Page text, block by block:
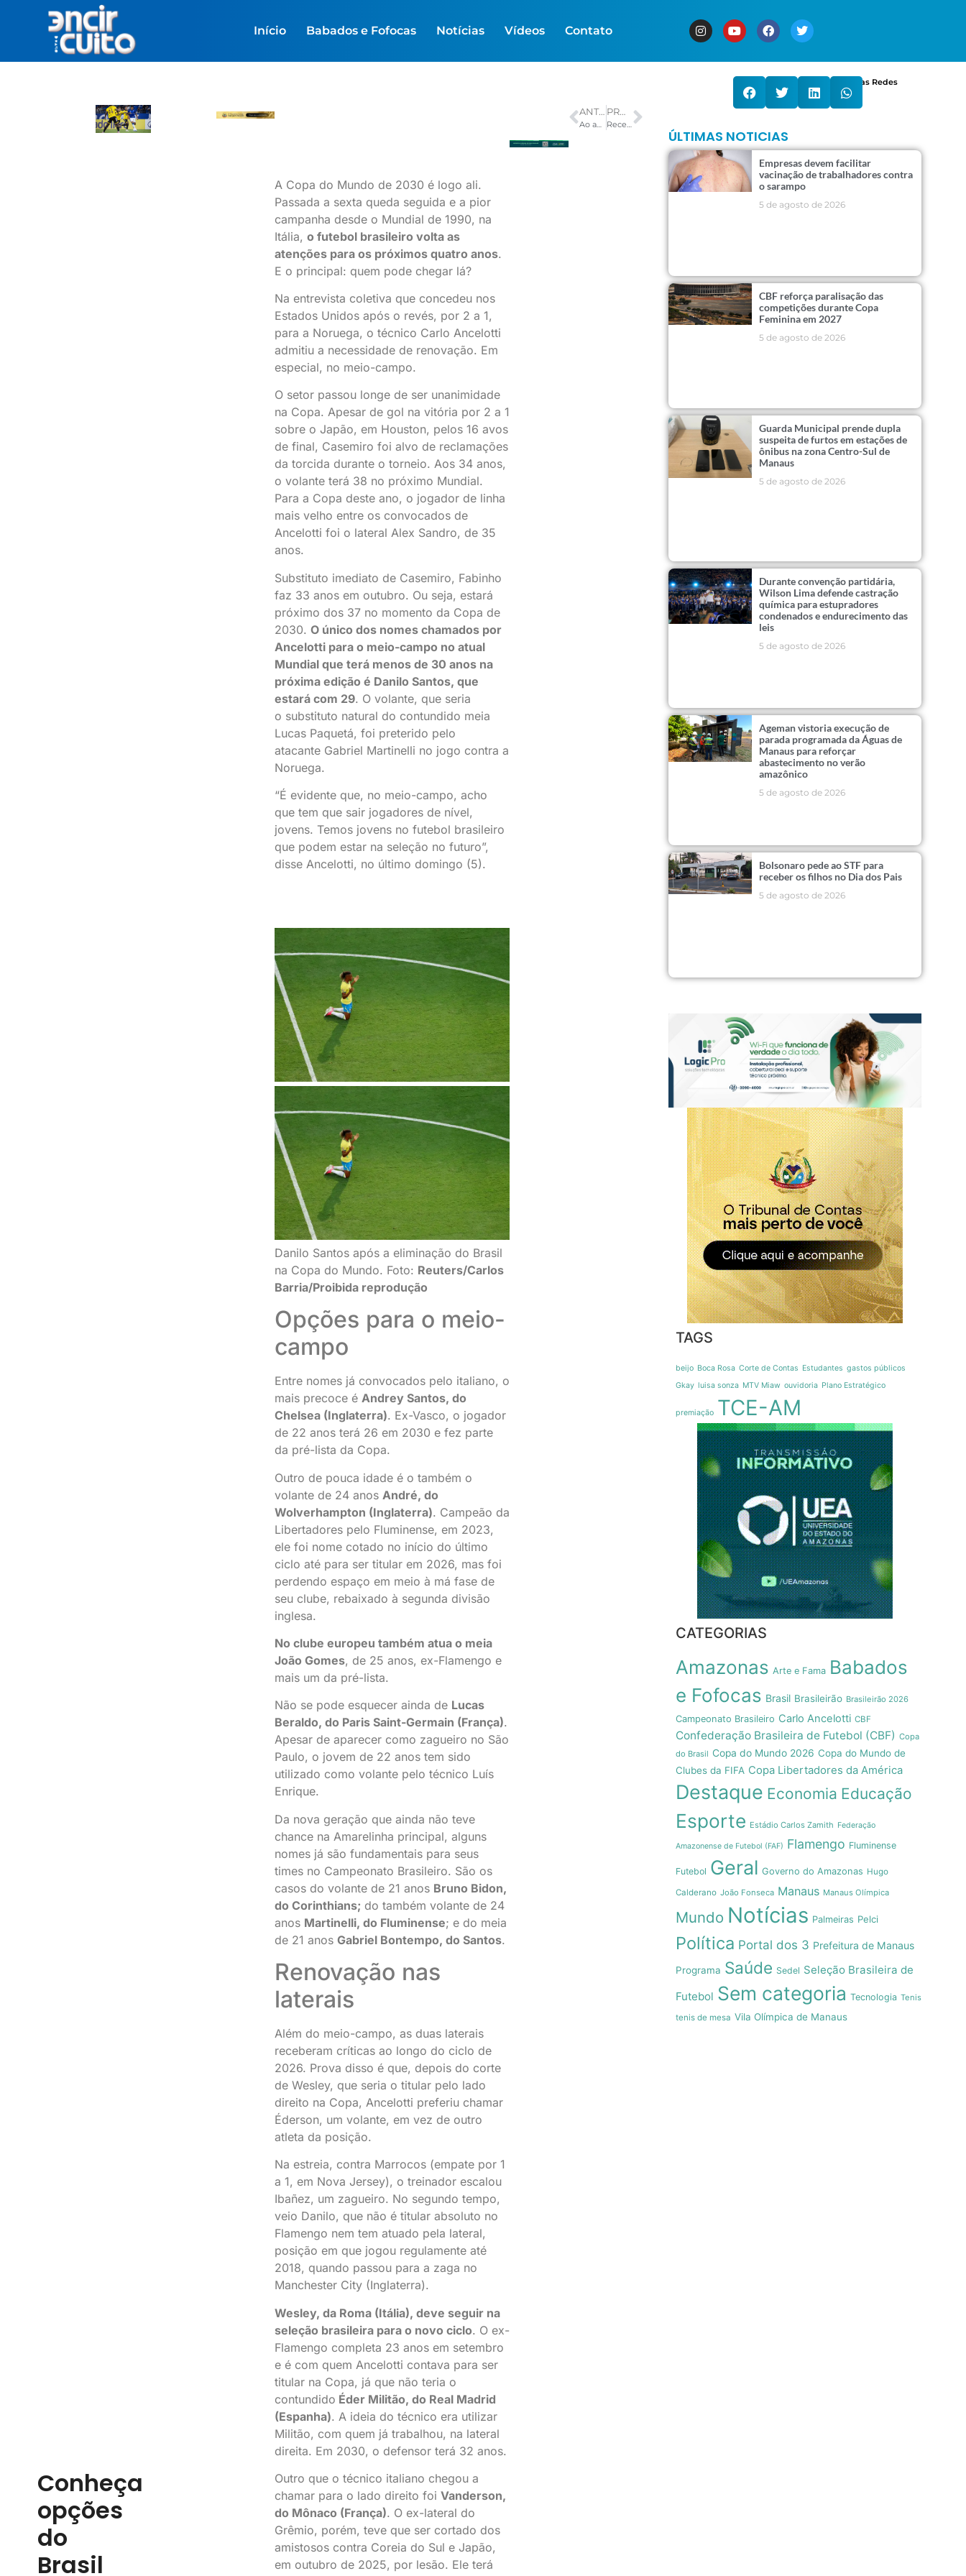
Início Babados e Fofocas Notícias Vídeos Contato
Conheça
opções
do
Brasil
A Copa do Mundo de 2030 é logo ali.
Passada a sexta queda seguida e a pior
campanha desde o Mundial de 1990, na
Itália, o futebol brasileiro volta as
atenções para os próximos quatro anos.
E o principal: quem pode chegar lá?
Na entrevista coletiva que concedeu nos
Estados Unidos após o revés, por 2 a 1,
para a Noruega, o técnico Carlo Ancelotti
admitiu a necessidade de renovação. Em
especial, no meio-campo.
O setor passou longe de ser unanimidade
na Copa. Apesar de gol na vitória por 2 a 1
sobre o Japão, em Houston, pelos 16 avos
de final, Casemiro foi alvo de reclamações
da torcida durante o torneio. Aos 34 anos,
o volante terá 38 no próximo Mundial.
Para a Copa deste ano, o jogador de linha
mais velho entre os convocados de
Ancelotti foi o lateral Alex Sandro, de 35
anos.
Substituto imediato de Casemiro, Fabinho
faz 33 anos em outubro. Ou seja, estará
próximo dos 37 no momento da Copa de
2030. O único dos nomes chamados por
Ancelotti para o meio-campo no atual
Mundial que terá menos de 30 anos na
próxima edição é Danilo Santos, que
estará com 29. O volante, que seria
o substituto natural do contundido meia
Lucas Paquetá, foi preterido pelo
atacante Gabriel Martinelli no jogo contra a
Noruega.
“É evidente que, no meio-campo, acho
que tem que sair jogadores de nível,
jovens. Temos jovens no futebol brasileiro
que podem estar na seleção no futuro”,
disse Ancelotti, no último domingo (5).
Danilo Santos após a eliminação do Brasil
na Copa do Mundo. Foto: Reuters/Carlos
Barria/Proibida reprodução
Opções para o meio-
campo
Entre nomes já convocados pelo italiano, o
mais precoce é Andrey Santos, do
Chelsea (Inglaterra). Ex-Vasco, o jogador
de 22 anos terá 26 em 2030 e fez parte
da pré-lista da Copa.
Outro de pouca idade é o também o
volante de 24 anos André, do
Wolverhampton (Inglaterra). Campeão da
Libertadores pelo Fluminense, em 2023,
ele foi nome cotado no início do último
ciclo até para ser titular em 2026, mas foi
perdendo espaço em meio à má fase de
seu clube, rebaixado à segunda divisão
inglesa.
No clube europeu também atua o meia
João Gomes, de 25 anos, ex-Flamengo e
mais um da pré-lista.
Não se pode esquecer ainda de Lucas
Beraldo, do Paris Saint-Germain (França).
Apesar de aparecer como zagueiro no São
Paulo, o jovem de 22 anos tem sido
utilizado como volante pelo técnico Luís
Enrique.
Da nova geração que ainda não teve
chance na Amarelinha principal, alguns
nomes já são fundamentais para seus
times no Campeonato Brasileiro. São os
casos do volante de 21 anos Bruno Bidon,
do Corinthians; do também volante de 24
anos Martinelli, do Fluminense; e do meia
de 21 anos Gabriel Bontempo, do Santos.
Renovação nas
laterais
Além do meio-campo, as duas laterais
receberam críticas ao longo do ciclo de
2026. Prova disso é que, depois do corte
de Wesley, que seria o titular pelo lado
direito na Copa, Ancelotti preferiu chamar
Éderson, um volante, em vez de outro
atleta da posição.
Na estreia, contra Marrocos (empate por 1
a 1, em Nova Jersey), o treinador escalou
Ibañez, um zagueiro. No segundo tempo,
veio Danilo, que não é titular absoluto no
Flamengo nem tem atuado pela lateral,
posição em que jogou regulamente até
2018, quando passou para a zaga no
Manchester City (Inglaterra).
Wesley, da Roma (Itália), deve seguir na
seleção brasileira para o novo ciclo. O ex-
Flamengo completa 23 anos em setembro
e é com quem Ancelotti contava para ser
titular na Copa, já que não teria o
contundido Éder Militão, do Real Madrid
(Espanha). A ideia do técnico era utilizar
Militão, com quem já trabalhou, na lateral
direita. Em 2030, o defensor terá 32 anos.
Outro que o técnico italiano chegou a
chamar para o lado direito foi Vanderson,
do Mônaco (França). O ex-lateral do
Grêmio, porém, teve que ser cortado dos
amistosos contra Coreia do Sul e Japão,
em outubro de 2025, por lesão. Ele terá
ANTERIOR
Ao anunciar Roberto Cidade como pré-candidato ao Governo, Wilson Lima diz que Amazonas ‘escolheu não voltar ao passado’
PRÓXIMO
Receita libera consulta a lote especial de cashback do IR nesta quarta
Compartilhe nas Redes
ÚLTIMAS NOTICIAS
Empresas devem facilitar
vacinação de trabalhadores contra
o sarampo
5 de agosto de 2026
CBF reforça paralisação das
competições durante Copa
Feminina em 2027
5 de agosto de 2026
Guarda Municipal prende dupla
suspeita de furtos em estações de
ônibus na zona Centro-Sul de
Manaus
5 de agosto de 2026
Durante convenção partidária,
Wilson Lima defende castração
química para estupradores
condenados e endurecimento das
leis
5 de agosto de 2026
Ageman vistoria execução de
parada programada da Águas de
Manaus para reforçar
abastecimento no verão
amazônico
5 de agosto de 2026
Bolsonaro pede ao STF para
receber os filhos no Dia dos Pais
5 de agosto de 2026
TAGS
beijo Boca Rosa Corte de Contas Estudantes gastos públicos
Gkay luisa sonza MTV Miaw ouvidoria Plano Estratégico
premiação TCE-AM
CATEGORIAS
Amazonas Arte e Fama Babados
e Fofocas Brasil Brasileirão Brasileirão 2026
Campeonato Brasileiro Carlo Ancelotti CBF
Confederação Brasileira de Futebol (CBF) Copa
do Brasil Copa do Mundo 2026 Copa do Mundo de
Clubes da FIFA Copa Libertadores da América
Destaque Economia Educação
Esporte Estádio Carlos Zamith Federação
Amazonense de Futebol (FAF) Flamengo Fluminense
Futebol Geral Governo do Amazonas Hugo
Calderano João Fonseca Manaus Manaus Olímpica
Mundo Notícias Palmeiras Pelci
Política Portal dos 3 Prefeitura de Manaus
Programa Saúde Sedel Seleção Brasileira de
Futebol Sem categoria Tecnologia Tenis
tenis de mesa Vila Olímpica de Manaus